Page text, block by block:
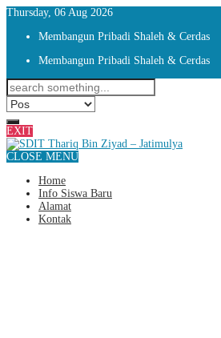
Thursday, 06 Aug 2026
Membangun Pribadi Shaleh & Cerdas
Membangun Pribadi Shaleh & Cerdas
EXIT
CLOSE MENU
Home
Info Siswa Baru
Alamat
Kontak